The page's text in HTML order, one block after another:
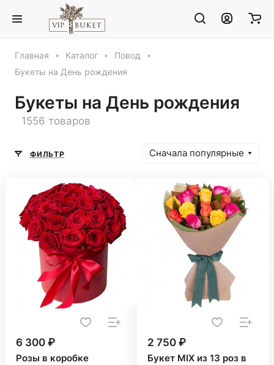
Главная Каталог
Повод
Букеты на День рождения
Букеты на День рождения
1556 товаров
ФИЛЬТР Сначала популярные
6 300 ₽
Розы в коробке
2 750 ₽
Букет MIX из 13 роз в